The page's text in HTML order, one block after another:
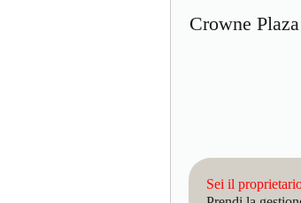
Crowne
Sei il